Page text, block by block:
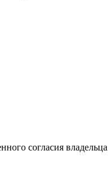
согласия владельца